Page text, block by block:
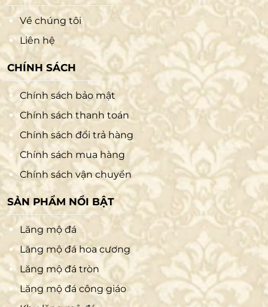
Về chúng tôi
Liên hệ
CHÍNH SÁCH
Chính sách bảo mật
Chính sách thanh toán
Chính sách đổi trả hàng
Chính sách mua hàng
Chính sách vận chuyển
SẢN PHẨM NỔI BẬT
Lăng mộ đá
Lăng mộ đá hoa cương
Lăng mộ đá tròn
Lăng mộ đá công giáo